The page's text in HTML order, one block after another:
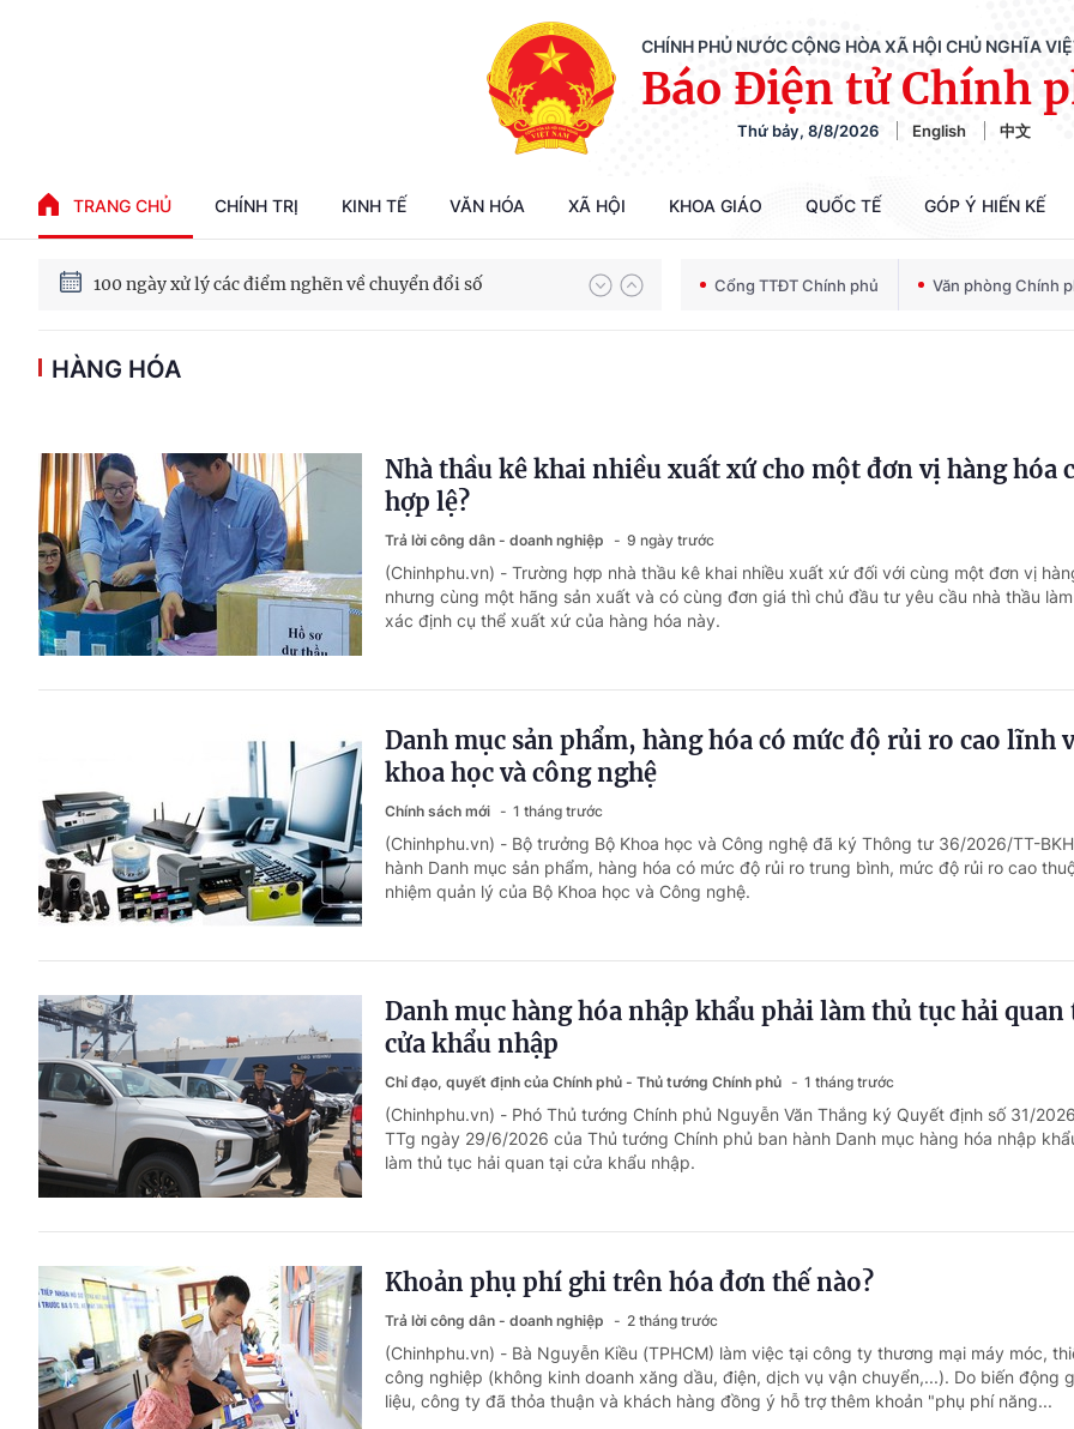
CHÍNH PHỦ NƯỚC CỘNG HÒA XÃ HỘI CHỦ NGHĨA
Báo Điện tử Chính
Thứ bảy, 8/8/2026 English 中文
TRANG CHỦ CHÍNH TRỊ KINH TẾ VĂN HÓA XÃ HỘI KHOA GIÁO QUỐC TẾ GÓP Ý HIẾN KẾ
100 ngày xử lý các điểm nghẽn về chuyển đổi số
Phát triển kinh tế nhà nước trong kỷ nguyên mới
Cổng TTĐT Chính phủ Văn phòng Chính
HÀNG HÓA
Nhà thầu kê khai nhiều xuất xứ cho một đơn vị hàng hóa
hợp lệ?
Trả lời công dân - doanh nghiệp 9 ngày trước
(Chinhphu.vn) - Trường hợp nhà thầu kê khai nhiều xuất xứ đối với cùng một đơn vị
nhưng cùng một hãng sản xuất và có cùng đơn giá thì chủ đầu tư yêu cầu nhà thầu
xác định cụ thể xuất xứ của hàng hóa này.
Danh mục sản phẩm, hàng hóa có mức độ rủi ro cao lĩnh
khoa học và công nghệ
Chính sách mới 1 tháng trước
(Chinhphu.vn) - Bộ trưởng Bộ Khoa học và Công nghệ đã ký Thông tư 36/2026/TT-
hành Danh mục sản phẩm, hàng hóa có mức độ rủi ro trung bình, mức độ rủi ro cao
nhiệm quản lý của Bộ Khoa học và Công nghệ.
Danh mục hàng hóa nhập khẩu phải làm thủ tục hải quan
cửa khẩu nhập
Chỉ đạo, quyết định của Chính phủ - Thủ tướng Chính phủ 1 tháng trước
(Chinhphu.vn) - Phó Thủ tướng Chính phủ Nguyễn Văn Thắng ký Quyết định số 31/
TTg ngày 29/6/2026 của Thủ tướng Chính phủ ban hành Danh mục hàng hóa nhập
làm thủ tục hải quan tại cửa khẩu nhập.
Khoản phụ phí ghi trên hóa đơn thế nào?
Trả lời công dân - doanh nghiệp 2 tháng trước
(Chinhphu.vn) - Bà Nguyễn Kiều (TPHCM) làm việc tại công ty thương mại máy móc,
công nghiệp (không kinh doanh xăng dầu, điện, dịch vụ vận chuyển,...). Do biến động
liệu, công ty đã thỏa thuận và khách hàng đồng ý hỗ trợ thêm khoản "phụ phí năng...